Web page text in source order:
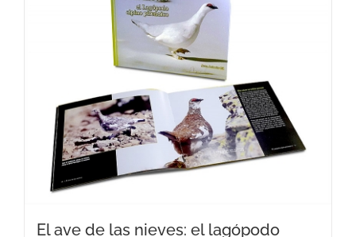
El ave de las nieves: el lagópodo